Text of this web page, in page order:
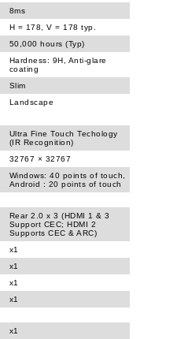
8ms
H = 178, V = 178 typ.
50,000 hours (Typ)
Hardness: 9H, Anti-glare
coating
Slim
Landscape
Ultra Fine Touch Techology
(IR Recognition)
32767 × 32767
Windows: 40 points of touch,
Android : 20 points of touch
Rear 2.0 x 3 (HDMI 1 & 3
Support CEC; HDMI 2
Supports CEC & ARC)
x1
x1
x1
x1
x1